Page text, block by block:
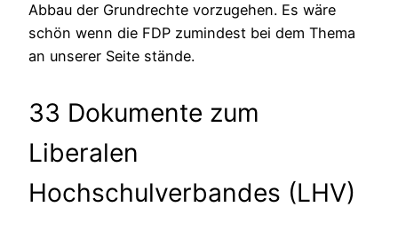
Abbau der Grundrechte vorzugehen. Es wäre
schön wenn die FDP zumindest bei dem Thema
an unserer Seite stände.
33 Dokumente zum
Liberalen
Hochschulverbandes (LHV)